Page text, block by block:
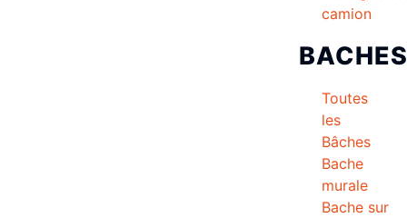
camion
BACHES
Toutes
les
Bâches
Bache
murale
Bache sur